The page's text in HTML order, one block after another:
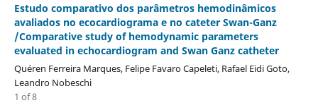
Estudo comparativo dos parâmetros hemodinâmicos
avaliados no ecocardiograma e no cateter Swan-Ganz
/Comparative study of hemodynamic parameters
evaluated in echocardiogram and Swan Ganz catheter
Quéren Ferreira Marques, Felipe Favaro Capeleti, Rafael Eidi Goto,
Leandro Nobeschi
1 of 8